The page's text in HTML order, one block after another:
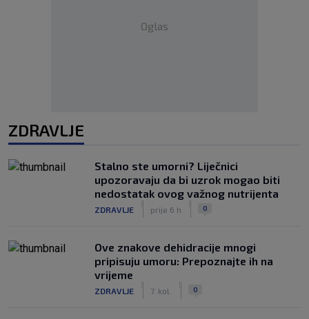
Oglas
ZDRAVLJE
Stalno ste umorni? Liječnici
upozoravaju da bi uzrok mogao biti
nedostatak ovog važnog nutrijenta
ZDRAVLJE prije 6 h 0
Ove znakove dehidracije mnogi
pripisuju umoru: Prepoznajte ih na
vrijeme
ZDRAVLJE 7. kol. 0